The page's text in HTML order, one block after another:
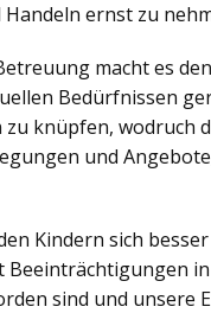
ernst zu
macht es
Bedürfnissen
knüpfen, wodruch
und
Kindern sich
Beeinträchtigungen
sind und unsere